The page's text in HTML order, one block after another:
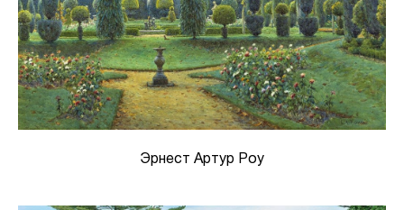
Эрнест Артур Роу